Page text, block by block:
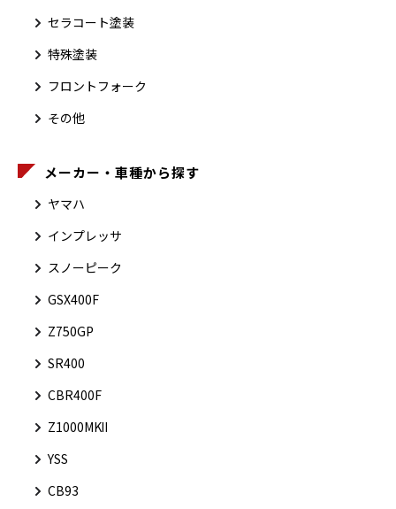
セラコート塗装
特殊塗装
フロントフォーク
その他
メーカー・車種から探す
ヤマハ
インプレッサ
スノーピーク
GSX400F
Z750GP
SR400
CBR400F
Z1000MKⅡ
YSS
CB93